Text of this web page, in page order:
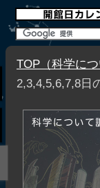
TOP（科学に
2,3,4,5,6,7,8日